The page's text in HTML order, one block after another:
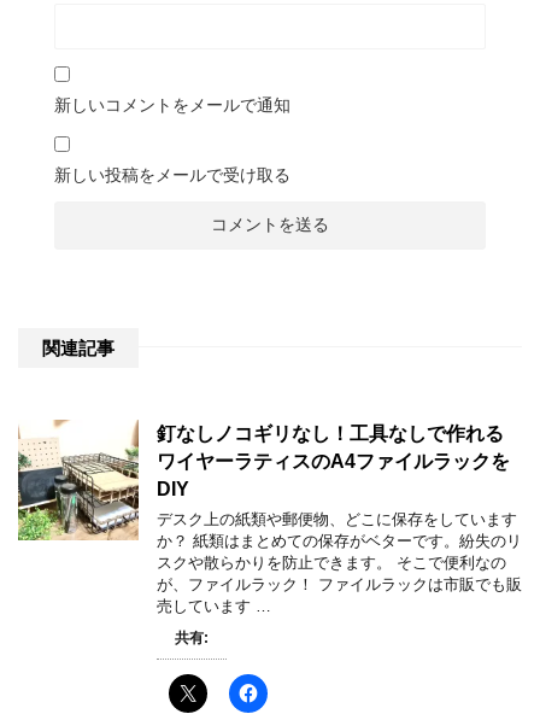
新しいコメントをメールで通知
新しい投稿をメールで受け取る
関連記事
釘なしノコギリなし！工具なしで作れる
ワイヤーラティスのA4ファイルラックを
DIY
デスク上の紙類や郵便物、どこに保存をしています
か？ 紙類はまとめての保存がベターです。紛失のリ
スクや散らかりを防止できます。 そこで便利なの
が、ファイルラック！ ファイルラックは市販でも販
売しています …
共有: